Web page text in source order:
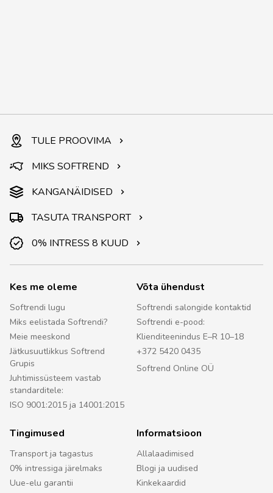
TULE PROOVIMA
MIKS SOFTREND
KANGANÄIDISED
TASUTA TRANSPORT
0% INTRESS 8 KUUD
Kes me oleme
Softrendi lugu
Miks eelistada Softrendi?
Meie meeskond
Jätkusuutlikkus Softrend
Grupis
Juhtimissüsteem vastab
standarditele:
ISO 9001:2015 ja 14001:2015
Võta ühendust
Softrendi salongide kontaktid
Softrendi e-pood:
Klienditeenindus E–R 10–18
+372 5420 0435
Softrend Online OÜ
Tingimused
Transport ja tagastus
0% intressiga järelmaks
Uue-elu garantii
Informatsioon
Allalaadimised
Blogi ja uudised
Kinkekaardid